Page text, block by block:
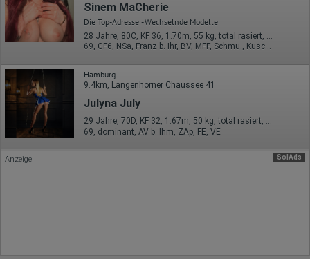
Herausgeber:
Hotjar Limited, Malta
Erhobene Daten:
Gerätetyp
Geografischer Standort
IP-Adresse
Mausbewegungen
Besuchte Seiten
Referrer URL
Bildschirmauflösung
Sprachinformationen
Sinem MaCherie
Die Top-Adresse - Wechselnde Modelle
28 Jahre, 80C, KF 36, 1.70m, 55 kg, total rasiert, orientalisch
69, GF6, NSa, Franz b. Ihr, BV, MFF, Schmu., Kuscheln
Hamburg
9.4km, Langenhorner Chaussee 41
Julyna July
29 Jahre, 70D, KF 32, 1.67m, 50 kg, total rasiert, deutsch
69, dominant, AV b. Ihm, ZAp, FE, VE
SolAds
Anzeige